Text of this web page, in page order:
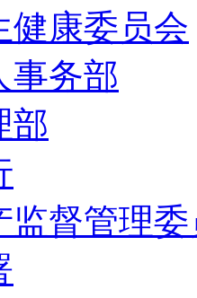
健康委员会
事务部
部
监督管理